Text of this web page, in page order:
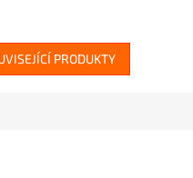
PRODUKTY